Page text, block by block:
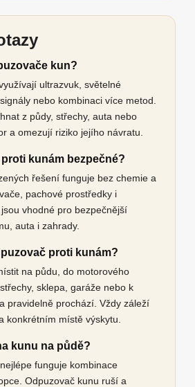
kun?
ultrazvuk, světelné
nebo kombinaci více metod.
z půdy, střechy, auta nebo
a omezují riziko jejího návratu.
kunám bezpečné?
řešení funguje bez chemie a
pachové prostředky i
vhodné pro bezpečnější
auta i zahrady.
proti kunám?
na půdu, do motorového
sklepa, garáže nebo k
pravidelně prochází. Vždy záleží
konkrétním místě výskytu.
kunu na půdě?
funguje kombinace
Odpuzovač kunu ruší a